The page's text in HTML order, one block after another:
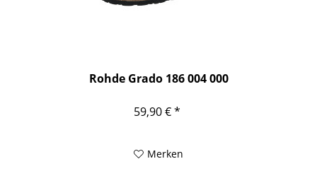
Rohde Grado 186 004 000
59,90 € *
Merken